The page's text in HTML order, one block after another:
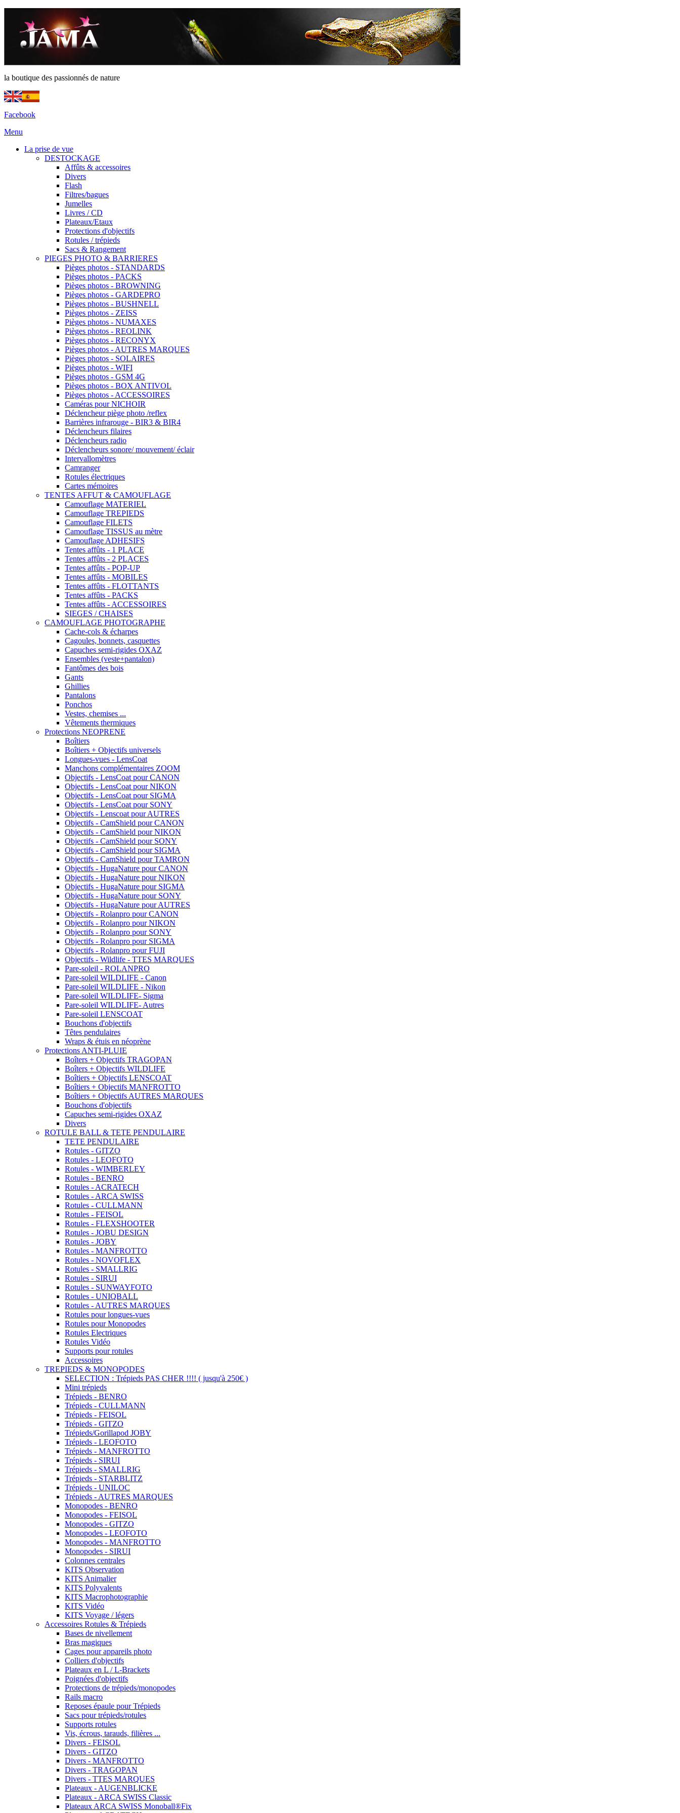
la boutique des passionnés de nature
Facebook
Menu
La prise de vue
DESTOCKAGE
Affûts & accessoires
Divers
Flash
Filtres/bagues
Jumelles
Livres / CD
Plateaux/Etaux
Protections d'objectifs
Rotules / trépieds
Sacs & Rangement
PIEGES PHOTO & BARRIERES
Pièges photos - STANDARDS
Pièges photos - PACKS
Pièges photos - BROWNING
Pièges photos - GARDEPRO
Pièges photos - BUSHNELL
Pièges photos - ZEISS
Pièges photos - NUMAXES
Pièges photos - REOLINK
Pièges photos - RECONYX
Pièges photos - AUTRES MARQUES
Pièges photos - SOLAIRES
Pièges photos - WIFI
Pièges photos - GSM 4G
Pièges photos - BOX ANTIVOL
Pièges photos - ACCESSOIRES
Caméras pour NICHOIR
Déclencheur piège photo /reflex
Barrières infrarouge - BIR3 & BIR4
Déclencheurs filaires
Déclencheurs radio
Déclencheurs sonore/ mouvement/ éclair
Intervallomètres
Camranger
Rotules électriques
Cartes mémoires
TENTES AFFUT & CAMOUFLAGE
Camouflage MATERIEL
Camouflage TREPIEDS
Camouflage FILETS
Camouflage TISSUS au mètre
Camouflage ADHESIFS
Tentes affûts - 1 PLACE
Tentes affûts - 2 PLACES
Tentes affûts - POP-UP
Tentes affûts - MOBILES
Tentes affûts - FLOTTANTS
Tentes affûts - PACKS
Tentes affûts - ACCESSOIRES
SIEGES / CHAISES
CAMOUFLAGE PHOTOGRAPHE
Cache-cols & écharpes
Cagoules, bonnets, casquettes
Capuches semi-rigides OXAZ
Ensembles (veste+pantalon)
Fantômes des bois
Gants
Ghillies
Pantalons
Ponchos
Vestes, chemises ...
Vêtements thermiques
Protections NEOPRENE
Boîtiers
Boîtiers + Objectifs universels
Longues-vues - LensCoat
Manchons complémentaires ZOOM
Objectifs - LensCoat pour CANON
Objectifs - LensCoat pour NIKON
Objectifs - LensCoat pour SIGMA
Objectifs - LensCoat pour SONY
Objectifs - Lenscoat pour AUTRES
Objectifs - CamShield pour CANON
Objectifs - CamShield pour NIKON
Objectifs - CamShield pour SONY
Objectifs - CamShield pour SIGMA
Objectifs - CamShield pour TAMRON
Objectifs - HugaNature pour CANON
Objectifs - HugaNature pour NIKON
Objectifs - HugaNature pour SIGMA
Objectifs - HugaNature pour SONY
Objectifs - HugaNature pour AUTRES
Objectifs - Rolanpro pour CANON
Objectifs - Rolanpro pour NIKON
Objectifs - Rolanpro pour SONY
Objectifs - Rolanpro pour SIGMA
Objectifs - Rolanpro pour FUJI
Objectifs - Wildlife - TTES MARQUES
Pare-soleil - ROLANPRO
Pare-soleil WILDLIFE - Canon
Pare-soleil WILDLIFE - Nikon
Pare-soleil WILDLIFE- Sigma
Pare-soleil WILDLIFE- Autres
Pare-soleil LENSCOAT
Bouchons d'objectifs
Têtes pendulaires
Wraps & étuis en néoprène
Protections ANTI-PLUIE
Boîters + Objectifs TRAGOPAN
Boîters + Objectifs WILDLIFE
Boîtiers + Objectifs LENSCOAT
Boîtiers + Objectifs MANFROTTO
Boîtiers + Objectifs AUTRES MARQUES
Bouchons d'objectifs
Capuches semi-rigides OXAZ
Divers
ROTULE BALL & TETE PENDULAIRE
TETE PENDULAIRE
Rotules - GITZO
Rotules - LEOFOTO
Rotules - WIMBERLEY
Rotules - BENRO
Rotules - ACRATECH
Rotules - ARCA SWISS
Rotules - CULLMANN
Rotules - FEISOL
Rotules - FLEXSHOOTER
Rotules - JOBU DESIGN
Rotules - JOBY
Rotules - MANFROTTO
Rotules - NOVOFLEX
Rotules - SMALLRIG
Rotules - SIRUI
Rotules - SUNWAYFOTO
Rotules - UNIQBALL
Rotules - AUTRES MARQUES
Rotules pour longues-vues
Rotules pour Monopodes
Rotules Electriques
Rotules Vidéo
Supports pour rotules
Accessoires
TREPIEDS & MONOPODES
SELECTION : Trépieds PAS CHER !!!! ( jusqu'à 250€ )
Mini trépieds
Trépieds - BENRO
Trépieds - CULLMANN
Trépieds - FEISOL
Trépieds - GITZO
Trépieds/Gorillapod JOBY
Trépieds - LEOFOTO
Trépieds - MANFROTTO
Trépieds - SIRUI
Trépieds - SMALLRIG
Trépieds - STARBLITZ
Trépieds - UNILOC
Trépieds - AUTRES MARQUES
Monopodes - BENRO
Monopodes - FEISOL
Monopodes - GITZO
Monopodes - LEOFOTO
Monopodes - MANFROTTO
Monopodes - SIRUI
Colonnes centrales
KITS Observation
KITS Animalier
KITS Polyvalents
KITS Macrophotographie
KITS Vidéo
KITS Voyage / légers
Accessoires Rotules & Trépieds
Bases de nivellement
Bras magiques
Cages pour appareils photo
Colliers d'objectifs
Plateaux en L / L-Brackets
Poignées d'objectifs
Protections de trépieds/monopodes
Rails macro
Reposes épaule pour Trépieds
Sacs pour trépieds/rotules
Supports rotules
Vis, écrous, tarauds, filières ...
Divers - FEISOL
Divers - GITZO
Divers - MANFROTTO
Divers - TRAGOPAN
Divers - TTES MARQUES
Plateaux - AUGENBLICKE
Plateaux - ARCA SWISS Classic
Plateaux ARCA SWISS Monoball®Fix